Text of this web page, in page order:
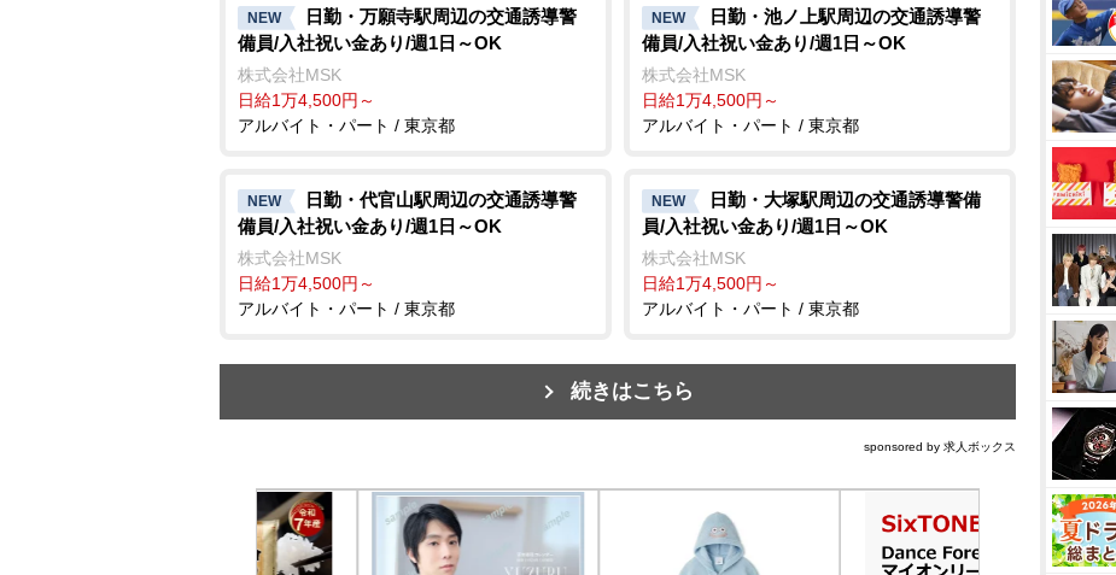
NEW
日勤・万願寺駅周辺の交通誘導警
備員/入社祝い金あり/週1日～OK
株式会社MSK
日給1万4,500円～
アルバイト・パート / 東京都
NEW
日勤・池ノ上駅周辺の交通誘導警
備員/入社祝い金あり/週1日～OK
株式会社MSK
日給1万4,500円～
アルバイト・パート / 東京都
NEW
日勤・代官山駅周辺の交通誘導警
備員/入社祝い金あり/週1日～OK
株式会社MSK
日給1万4,500円～
アルバイト・パート / 東京都
NEW
日勤・大塚駅周辺の交通誘導警備
員/入社祝い金あり/週1日～OK
株式会社MSK
日給1万4,500円～
アルバイト・パート / 東京都
続きはこちら
sponsored by 求人ボックス